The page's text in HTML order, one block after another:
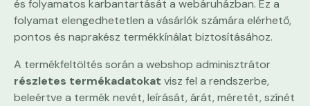
és folyamatos karbantartását a webáruházban. Ez a
folyamat elengedhetetlen a vásárlók számára elérhető,
pontos és naprakész termékkínálat biztosításához.
A termékfeltöltés során a webshop adminisztrátor
részletes termékadatokat visz fel a rendszerbe,
beleértve a termék nevét, leírását, árát, méretét, színét